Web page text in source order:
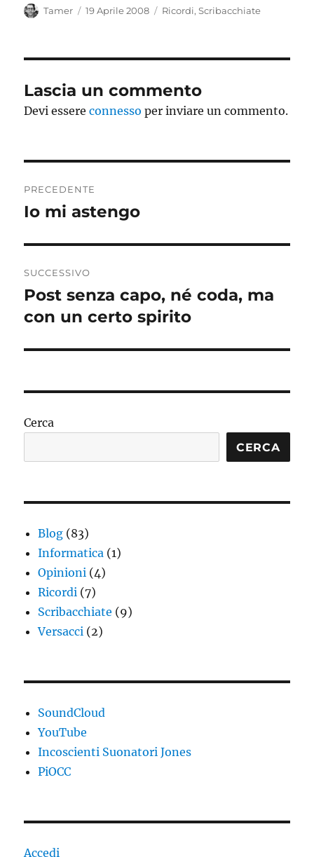
Autore
Tamer
Pubblicato
19 Aprile 2008 Categorie
Ricordi,Scribacchiate
Lascia un commento
Devi essereconnesso per inviare un commento.
articoli
PRECEDENTE
Articolo
Io mi astengo
SUCCESSIVO
Articolo
successivo:
Post senza capo, né coda, ma
con un certo spirito
Cerca
CERCA
Blog (83)
Informatica (1)
Opinioni (4)
Ricordi (7)
Scribacchiate (9)
Versacci (2)
SoundCloud
YouTube
Incoscienti Suonatori Jones
PiOCC
Accedi